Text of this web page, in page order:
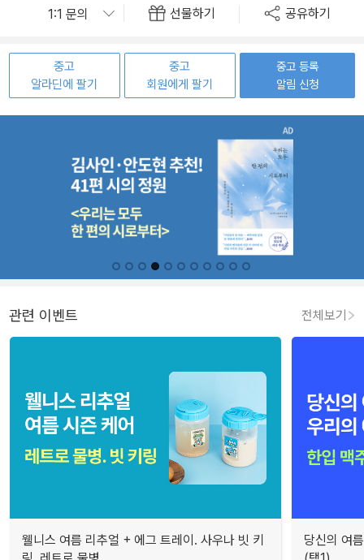
선물하기 공유하기
중고
알라딘에 팔기
중고
회원에게 팔기
중고 등록
알림 신청
관련 이벤트 전체보기
웰니스 여름 리추얼 + 에그 트레이. 사우나 빗 키
당신의 여